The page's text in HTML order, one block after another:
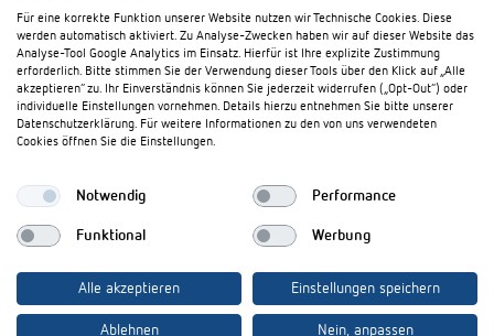
Fax: +49 (0)74 74/692-150
E-Mail:info@theben.de
Besuchen Sie uns auf:
Für eine korrekte Funktion unserer Website nutzen wir Technische Cookies. Diese
werden automatisch aktiviert. Zu Analyse-Zwecken haben wir auf dieser Website das
Analyse-Tool Google Analytics im Einsatz. Hierfür ist Ihre explizite Zustimmung
erforderlich. Bitte stimmen Sie der Verwendung dieser Tools über den Klick auf „Alle
akzeptieren“ zu. Ihr Einverständnis können Sie jederzeit widerrufen („Opt-Out“) oder
individuelle Einstellungen vornehmen. Details hierzu entnehmen Sie bitte unserer
Datenschutzerklärung. Für weitere Informationen zu den von uns verwendeten
Cookies öffnen Sie die Einstellungen.
Notwendig Performance
Funktional Werbung
Alle akzeptieren Einstellungen speichern
Ablehnen Nein, anpassen